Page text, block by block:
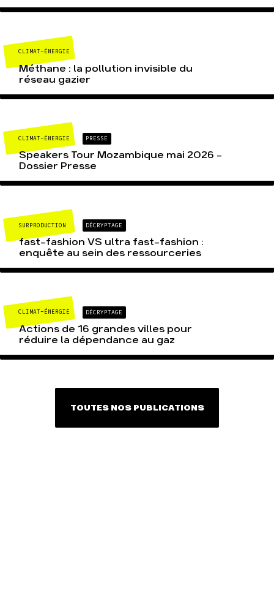
CLIMAT-ÉNERGIE
Méthane : la pollution invisible du
réseau gazier
CLIMAT-ÉNERGIE PRESSE
Speakers Tour Mozambique mai 2026 –
Dossier Presse
SURPRODUCTION DÉCRYPTAGE
fast-fashion VS ultra fast-fashion :
enquête au sein des ressourceries
CLIMAT-ÉNERGIE DÉCRYPTAGE
Actions de 16 grandes villes pour
réduire la dépendance au gaz
TOUTES NOS PUBLICATIONS